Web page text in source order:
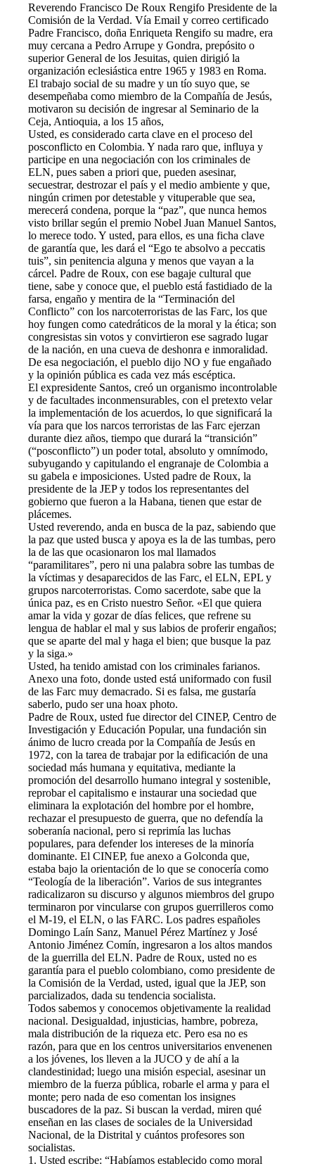
Reverendo Francisco De Roux Rengifo Presidente de la
Comisión de la Verdad. Vía Email y correo certificado
Padre Francisco, doña Enriqueta Rengifo su madre, era
muy cercana a Pedro Arrupe y Gondra, prepósito o
superior General de los Jesuitas, quien dirigió la
organización eclesiástica entre 1965 y 1983 en Roma.
El trabajo social de su madre y un tío suyo que, se
desempeñaba como miembro de la Compañía de Jesús,
motivaron su decisión de ingresar al Seminario de la
Ceja, Antioquia, a los 15 años,
Usted, es considerado carta clave en el proceso del
posconflicto en Colombia. Y nada raro que, influya y
participe en una negociación con los criminales de
ELN, pues saben a priori que, pueden asesinar,
secuestrar, destrozar el país y el medio ambiente y que,
ningún crimen por detestable y vituperable que sea,
merecerá condena, porque la “paz”, que nunca hemos
visto brillar según el premio Nobel Juan Manuel Santos,
lo merece todo. Y usted, para ellos, es una ficha clave
de garantía que, les dará el “Ego te absolvo a peccatis
tuis”, sin penitencia alguna y menos que vayan a la
cárcel. Padre de Roux, con ese bagaje cultural que
tiene, sabe y conoce que, el pueblo está fastidiado de la
farsa, engaño y mentira de la “Terminación del
Conflicto” con los narcoterroristas de las Farc, los que
hoy fungen como catedráticos de la moral y la ética; son
congresistas sin votos y convirtieron ese sagrado lugar
de la nación, en una cueva de deshonra e inmoralidad.
De esa negociación, el pueblo dijo NO y fue engañado
y la opinión pública es cada vez más escéptica.
El expresidente Santos, creó un organismo incontrolable
y de facultades inconmensurables, con el pretexto velar
la implementación de los acuerdos, lo que significará la
vía para que los narcos terroristas de las Farc ejerzan
durante diez años, tiempo que durará la “transición”
(“posconflicto”) un poder total, absoluto y omnímodo,
subyugando y capitulando el engranaje de Colombia a
su gabela e imposiciones. Usted padre de Roux, la
presidente de la JEP y todos los representantes del
gobierno que fueron a la Habana, tienen que estar de
plácemes.
Usted reverendo, anda en busca de la paz, sabiendo que
la paz que usted busca y apoya es la de las tumbas, pero
la de las que ocasionaron los mal llamados
“paramilitares”, pero ni una palabra sobre las tumbas de
la víctimas y desaparecidos de las Farc, el ELN, EPL y
grupos narcoterroristas. Como sacerdote, sabe que la
única paz, es en Cristo nuestro Señor. «El que quiera
amar la vida y gozar de días felices, que refrene su
lengua de hablar el mal y sus labios de proferir engaños;
que se aparte del mal y haga el bien; que busque la paz
y la siga.»
Usted, ha tenido amistad con los criminales farianos.
Anexo una foto, donde usted está uniformado con fusil
de las Farc muy demacrado. Si es falsa, me gustaría
saberlo, pudo ser una hoax photo.
Padre de Roux, usted fue director del CINEP, Centro de
Investigación y Educación Popular, una fundación sin
ánimo de lucro creada por la Compañía de Jesús en
1972, con la tarea de trabajar por la edificación de una
sociedad más humana y equitativa, mediante la
promoción del desarrollo humano integral y sostenible,
reprobar el capitalismo e instaurar una sociedad que
eliminara la explotación del hombre por el hombre,
rechazar el presupuesto de guerra, que no defendía la
soberanía nacional, pero si reprimía las luchas
populares, para defender los intereses de la minoría
dominante. El CINEP, fue anexo a Golconda que,
estaba bajo la orientación de lo que se conocería como
“Teología de la liberación”. Varios de sus integrantes
radicalizaron su discurso y algunos miembros del grupo
terminaron por vincularse con grupos guerrilleros como
el M-19, el ELN, o las FARC. Los padres españoles
Domingo Laín Sanz, Manuel Pérez Martínez y José
Antonio Jiménez Comín, ingresaron a los altos mandos
de la guerrilla del ELN. Padre de Roux, usted no es
garantía para el pueblo colombiano, como presidente de
la Comisión de la Verdad, usted, igual que la JEP, son
parcializados, dada su tendencia socialista.
Todos sabemos y conocemos objetivamente la realidad
nacional. Desigualdad, injusticias, hambre, pobreza,
mala distribución de la riqueza etc. Pero esa no es
razón, para que en los centros universitarios envenenen
a los jóvenes, los lleven a la JUCO y de ahí a la
clandestinidad; luego una misión especial, asesinar un
miembro de la fuerza pública, robarle el arma y para el
monte; pero nada de eso comentan los insignes
buscadores de la paz. Si buscan la verdad, miren qué
enseñan en las clases de sociales de la Universidad
Nacional, de la Distrital y cuántos profesores son
socialistas.
1. Usted escribe: “Habíamos establecido como moral